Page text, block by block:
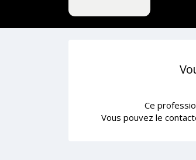
Ce
Vous pouvez le